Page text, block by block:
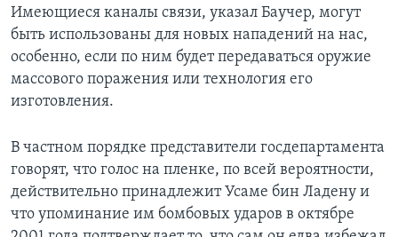
Имеющиеся каналы связи, указал Баучер, могут
быть использованы для новых нападений на нас,
особенно, если по ним будет передаваться оружие
массового поражения или технология его
изготовления.
В частном порядке представители госдепартамента
говорят, что голос на пленке, по всей вероятности,
действительно принадлежит Усаме бин Ладену и
что упоминание им бомбовых ударов в октябре